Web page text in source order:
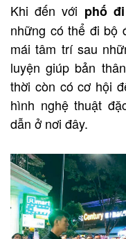
Khi đến với phố
những có thể đi bộ
mái tâm trí sau
luyện giúp bản
thời còn có cơ hội
hình nghệ thuật
dẫn ở nơi đây.